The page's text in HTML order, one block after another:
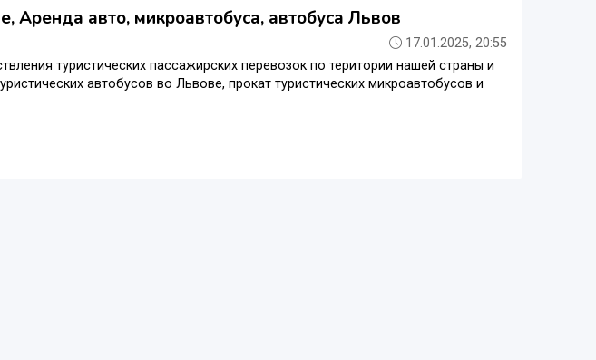
Аренда авто, микроавтобуса, автобуса Львов
17.01.2025, 20:55
туристических пассажирских перевозок по територии нашей страны и
автобусов во Львове, прокат туристических микроавтобусов и